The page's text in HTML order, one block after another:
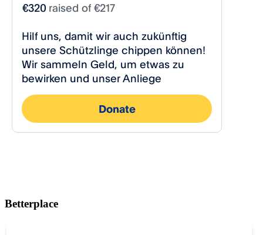
Betterplace